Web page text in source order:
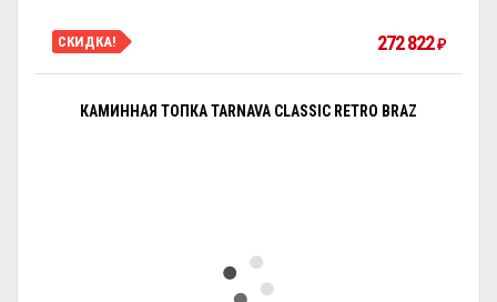
СКИДКА! 272 822₽
КАМИННАЯ ТОПКА TARNAVA CLASSIC RETRO BRAZ